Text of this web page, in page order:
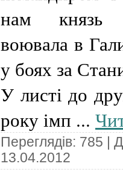
нам князь
воювала в
у боях за
У листі до
року імп ...
Переглядів: 785 |
13.04.2012